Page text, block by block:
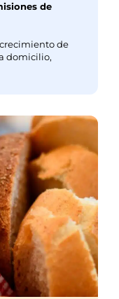
de
de
domicilio,